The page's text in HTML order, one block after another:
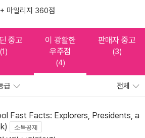
마일리지 360점
중고
(1)
이 광활한
우주점
(4)
판매자 중고
(3)
급 전체
Fast Facts: Explorers, Presidents, a
소득공제